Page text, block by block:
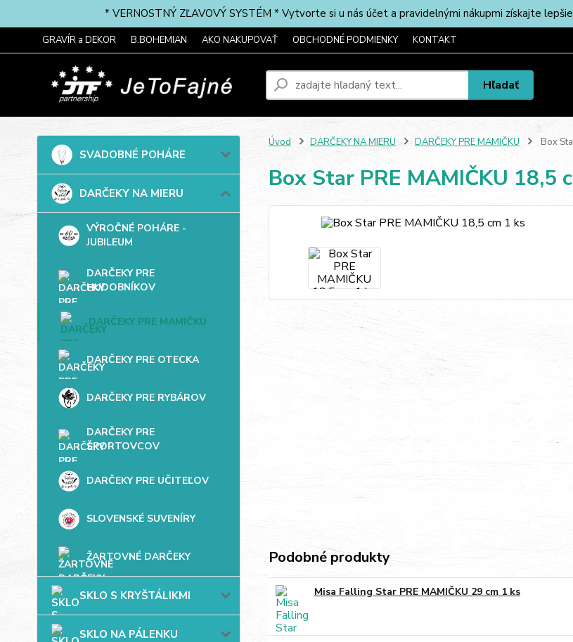
* VERNOSTNÝ ZĽAVOVÝ SYSTÉM * Vytvorte si u nás účet a pravidelnými nákupmi získajte
GRAVÍR a DEKOR B.BOHEMIAN AKO NAKUPOVAŤ OBCHODNÉ PODMIENKY KONTAKT
Hľadať
SVADOBNÉ POHÁRE
DARČEKY NA MIERU
VÝROČNÉ POHÁRE -
JUBILEUM
DARČEKY PRE
HUDOBNÍKOV
DARČEKY PRE MAMIČKU
DARČEKY PRE OTECKA
DARČEKY PRE RYBÁROV
DARČEKY PRE
ŠPORTOVCOV
DARČEKY PRE UČITEĽOV
SLOVENSKÉ SUVENÍRY
ŽARTOVNÉ DARČEKY
SKLO S KRYŠTÁLIKMI
SKLO NA PÁLENKU
Úvod DARČEKY NA MIERU DARČEKY PRE MAMIČKU Box
Box Star PRE MAMIČKU 18,5
Podobné produkty
Misa Falling Star PRE MAMIČKU 29 cm 1 ks